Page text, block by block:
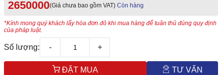
2650000(Giá chưa bao gồm VAT) Còn hàng
*Kính mong quý khách lấy hóa đơn đỏ khi mua hàng để tuân thủ đúng quy định
của pháp luật.
Số lượng: - +
ĐẶT MUA TƯ VẤN